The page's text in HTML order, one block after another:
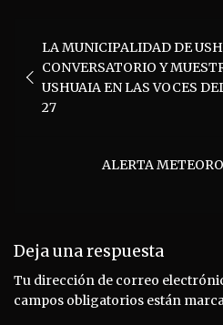
entradas
LA MUNICIPALIDAD DE
CONVERSATORIO Y
USHUAIA EN LAS VOCES
27
ALERTA
Deja una respuesta
Tu dirección de correo
campos obligatorios están